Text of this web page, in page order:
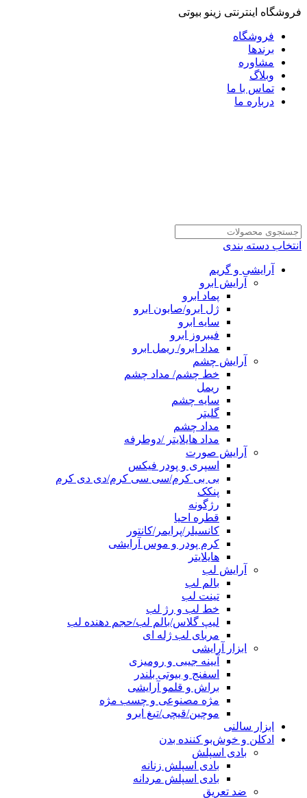
فروشگاه اینترنتی زینو بیوتی
فروشگاه
برندها
مشاوره
وبلاگ
تماس با ما
درباره ما
انتخاب دسته بندی
آرایشی و گریم
آرایش ابرو
پماد ابرو
ژل ابرو/صابون ابرو
سایه ابرو
فیبروز ابرو
مداد ابرو/ ریمل ابرو
آرایش چشم
خط چشم/ مداد چشم
ریمل
سایه چشم
گلیتر
مداد چشم
مداد هایلایتر /دوطرفه
آرایش صورت
اسپری و پودر فیکس
بی بی کرم/سی سی کرم/دی دی کرم
پنکک
رژگونه
قطره احیا
کانسیلر/پرایمر/کانتور
کرم پودر و موس آرایشی
هایلایتر
آرایش لب
بالم لب
تینت لب
خط لب و رژ لب
لیپ گلاس/بالم لب/حجم دهنده لب
مربای لب ژله ای
ابزار آرایشی
آیینه جیبی و رومیزی
اسفنج و بیوتی بلندر
براش و قلمو آرایشی
مژه مصنوعی و چسب مژه
موچین/قیچی/تیغ ابرو
ابزار سالنی
ادکلن و خوش‌بو کننده بدن
بادی اسپلش
بادی اسپلش زنانه
بادی اسپلش مردانه
ضد تعریق